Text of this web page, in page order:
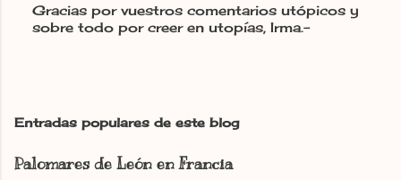
P
a
u
Gracias por vuestros comentarios utópicos y
sobre todo por creer en utopías, Irma.-
Entradas populares de este blog
Palomares de León en Francia